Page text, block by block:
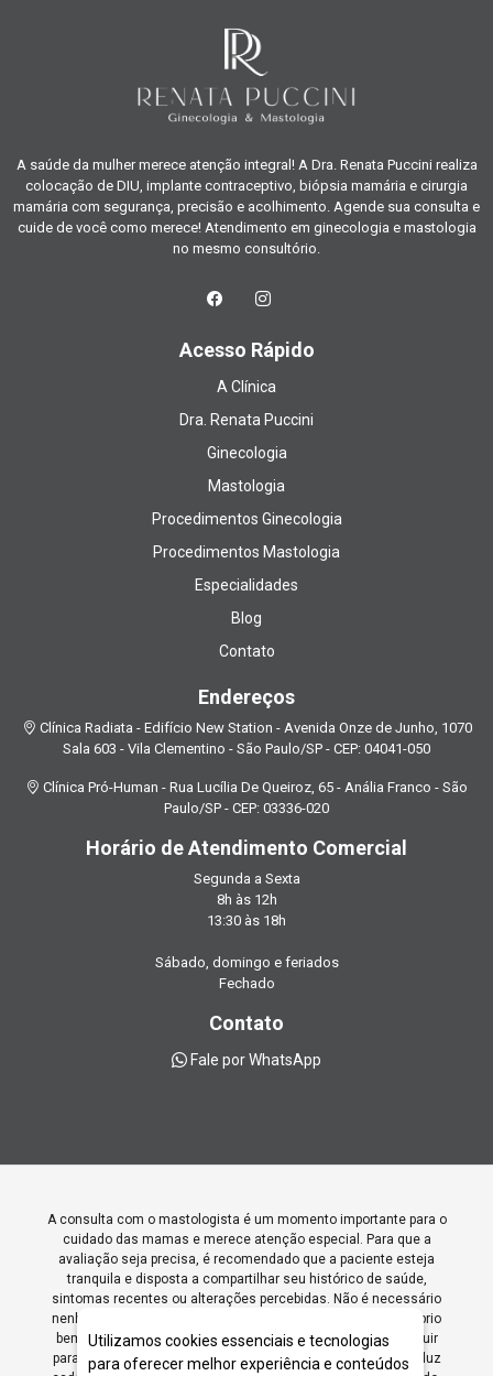
A saúde da mulher merece atenção integral! A Dra. Renata Puccini realiza
colocação de DIU, implante contraceptivo, biópsia mamária e cirurgia
mamária com segurança, precisão e acolhimento. Agende sua consulta e
cuide de você como merece! Atendimento em ginecologia e mastologia
no mesmo consultório.
Acesso Rápido
A Clínica
Dra. Renata Puccini
Ginecologia
Mastologia
Procedimentos Ginecologia
Procedimentos Mastologia
Especialidades
Blog
Contato
Endereços
Clínica Radiata - Edifício New Station - Avenida Onze de Junho, 1070
Sala 603 - Vila Clementino - São Paulo/SP - CEP: 04041-050
Clínica Pró-Human - Rua Lucília De Queiroz, 65 - Anália Franco - São
Paulo/SP - CEP: 03336-020
Horário de Atendimento Comercial
Segunda a Sexta
8h às 12h
13:30 às 18h
Sábado, domingo e feriados
Fechado
Contato
Fale por WhatsApp
A consulta com o mastologista é um momento importante para o
cuidado das mamas e merece atenção especial. Para que a
avaliação seja precisa, é recomendado que a paciente esteja
tranquila e disposta a compartilhar seu histórico de saúde,
sintomas recentes ou alterações percebidas. Não é necessário
nenhum preparo estético, apenas o compromisso com o próprio
bem-estar. Levar exames anteriores, se houver, pode contribuir
para uma análise mais completa. A Dra. Renata Puccini conduz
Utilizamos cookies essenciais e tecnologias
para oferecer melhor experiência e conteúdos